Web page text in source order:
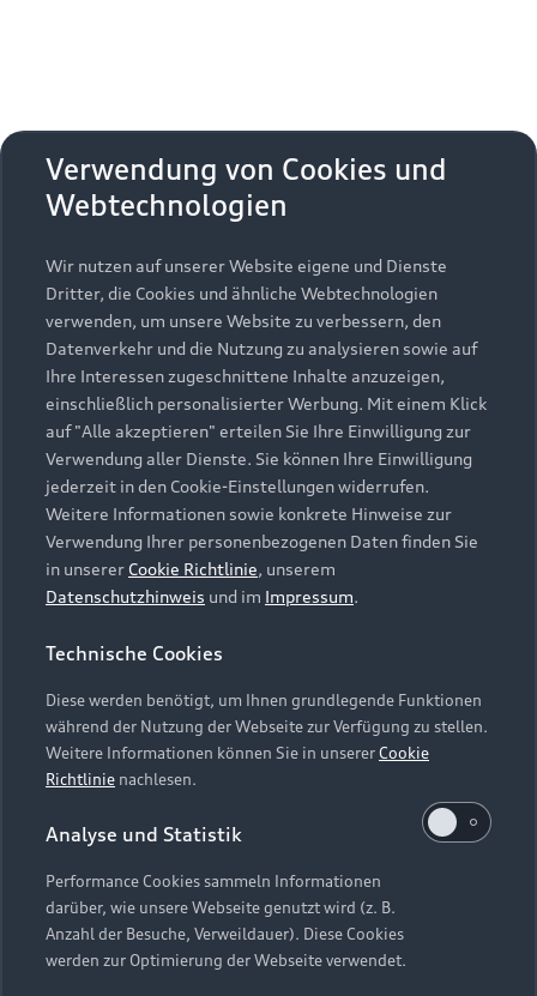
Zurück nach oben
Modelle
Alle Modelle
Modelle vergleichen
Elektromodelle
Plug-in-Hybride
Kaufen & leasen
Neuwagensuche
Gebrauchtwagensuche
Gebrauchtwagen
Finanzierung
Aktionen & Angebote
Geschäftskunden
Service & Zubehör
Saisonale Angebote
Audi Services
Garantie
Audi digital services
myAudi
Support
Kundenservice
Händlersuche
Audi Code
Online-Terminvereinbarung
Servicekontakt
Vertrag widerrufen
Über Audi
Unternehmen
Karriere
Investor Relations
Presse & Media Center
Datenschutz
Audi erleben
Newsletter
Impressum Rechtliches
Hinweisgebersystem
Datenschutzinformation
Cookie-Einstellungen
Cookie-Richtlinie
Barrierefreiheit
Hinweis: Die aktuelle Darstellung und Anordnung der
Embleme am Fahrzeug bei allen Abbildungen auf dieser
Webseite kann abweichen.
Verwendung von Cookies und
Webtechnologien
Wir nutzen auf unserer Website eigene und Dienste
Dritter, die Cookies und ähnliche Webtechnologien
verwenden, um unsere Website zu verbessern, den
Datenverkehr und die Nutzung zu analysieren sowie auf
Ihre Interessen zugeschnittene Inhalte anzuzeigen,
einschließlich personalisierter Werbung. Mit einem Klick
auf "Alle akzeptieren" erteilen Sie Ihre Einwilligung zur
Verwendung aller Dienste. Sie können Ihre Einwilligung
jederzeit in den Cookie-Einstellungen widerrufen.
Weitere Informationen sowie konkrete Hinweise zur
Verwendung Ihrer personenbezogenen Daten finden Sie
in unserer Cookie Richtlinie, unserem
Datenschutzhinweis und im Impressum.
Technische Cookies
Diese werden benötigt, um Ihnen grundlegende Funktionen
während der Nutzung der Webseite zur Verfügung zu stellen.
Weitere Informationen können Sie in unsererCookie
Richtlinie nachlesen.
Analyse und Statistik
Performance Cookies sammeln Informationen
darüber, wie unsere Webseite genutzt wird (z. B.
Anzahl der Besuche, Verweildauer). Diese Cookies
werden zur Optimierung der Webseite verwendet.